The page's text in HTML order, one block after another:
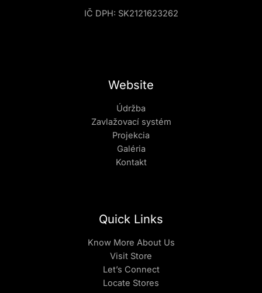
IČ DPH: SK2121623262
Website
Údržba
Zavlažovací systém
Projekcia
Galéria
Kontakt
Quick Links
Know More About Us
Visit Store
Let’s Connect
Locate Stores